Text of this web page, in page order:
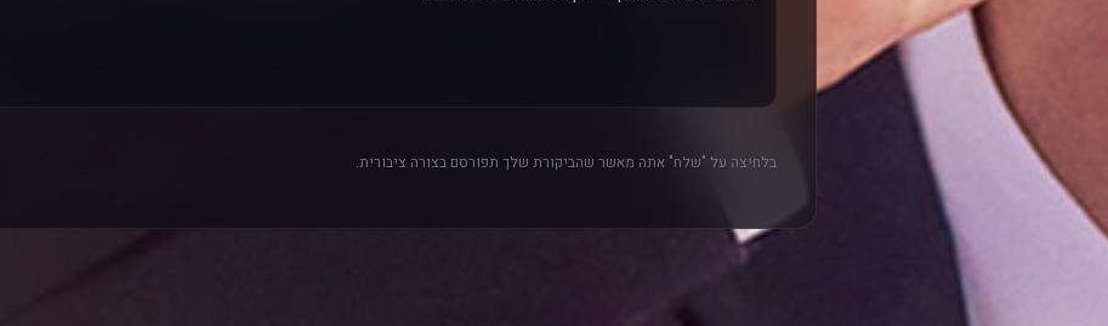
בלחיצה על "שלח" אתה מאשר שהביקורת שלך תפורסם בצורה ציבורית.